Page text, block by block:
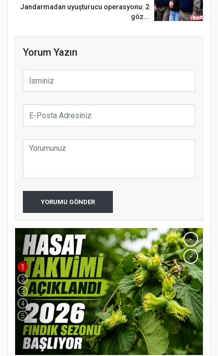
Jandarmadan uyuşturucu operasyonu: 2
göz...
Yorum Yazın
YORUMU GÖNDER
YENİ PARTİ TERME İLÇE BAŞKANLIĞINDA
ÜYE KATILIM PROGRAMI
1
2
3
4
5